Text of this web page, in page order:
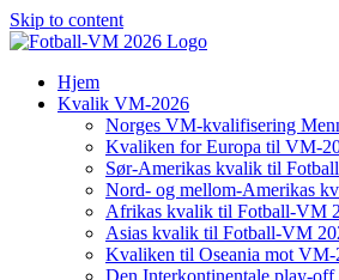
Skip to content
Hjem
Kvalik VM-2026
Norges VM-kvalifisering
Kvaliken for Europa til VM-
Sør-Amerikas kvalik til
Nord- og mellom-Amerikas
Afrikas kvalik til Fotball-VM
Asias kvalik til Fotball-VM
Kvaliken til Oseania mot VM-
Den Interkontinentale play-